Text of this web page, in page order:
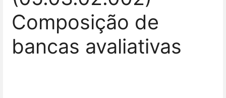
Composição de
bancas avaliativas